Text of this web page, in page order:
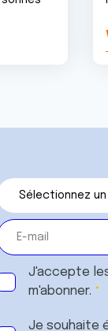
J'accepte
m'abonner.
Je souhaite